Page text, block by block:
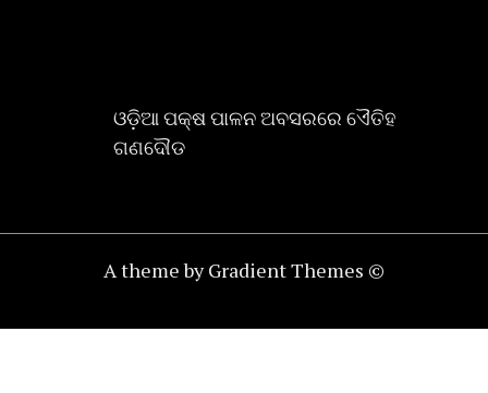
ଓଡ଼ିଆ ପକ୍ଷ ପାଳନ ଅବସରରେ ଏୈତିହ
ଗଣଦୌଡ
A theme by Gradient Themes ©